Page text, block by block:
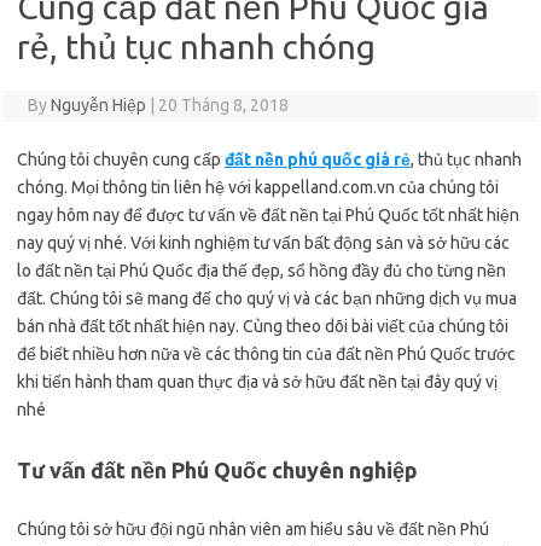
rẻ, thủ tục nhanh chóng
ByNguyễn Hiệp 20 Tháng 8, 2018
Chúng tôi chuyên cung cấp đất nền phú quốc giá rẻ, thủ tục nhanh
chóng. Mọi thông tin liên hệ với kappelland.com.vn của chúng tôi
ngay hôm nay để được tư vấn về đất nền tại Phú Quốc tốt nhất hiện
nay quý vị nhé. Với kinh nghiệm tư vấn bất động sản và sở hữu các
lo đất nền tại Phú Quốc địa thế đẹp, sổ hồng đầy đủ cho từng nền
đất. Chúng tôi sẽ mang đế cho quý vị và các bạn những dịch vụ mua
bán nhà đất tốt nhất hiện nay. Cùng theo dõi bài viết của chúng tôi
để biết nhiều hơn nữa về các thông tin của đất nền Phú Quốc trước
khi tiến hành tham quan thực địa và sở hữu đất nền tại đây quý vị
nhé
Tư vấn đất nền Phú Quốc chuyên nghiệp
Chúng tôi sở hữu đội ngũ nhân viên am hiểu sâu về đất nền Phú